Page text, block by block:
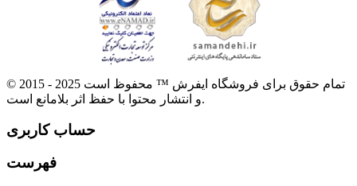
© 2015 - 2025 تمام حقوق برای فروشگاه ایفرش ™ محفوظ است
و انتشار محتوا با حفظ اثر بلامانع است.
حساب کاربری
فهرست